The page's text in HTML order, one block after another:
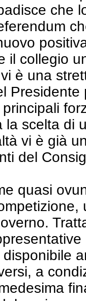
che
il collegio
è una
la scelta di
vi è già
del
quasi
a